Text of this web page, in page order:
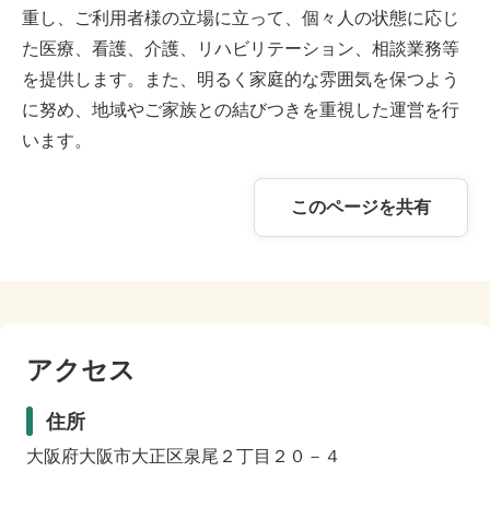
重し、ご利用者様の立場に立って、個々人の状態に応じ
た医療、看護、介護、リハビリテーション、相談業務等
を提供します。また、明るく家庭的な雰囲気を保つよう
に努め、地域やご家族との結びつきを重視した運営を行
います。
このページを共有
アクセス
住所
大阪府大阪市大正区泉尾２丁目２０－４